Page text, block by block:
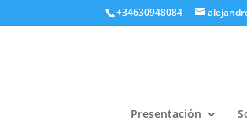
+34630948084
Presentación